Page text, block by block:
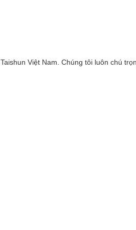
Việt Nam. Chúng tôi luôn chú